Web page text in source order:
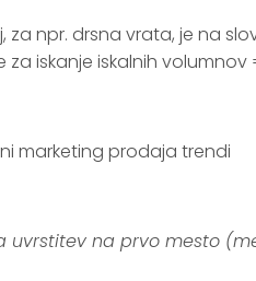
za npr. drsna vrata, je na
za iskanje iskalnih volumnov
uvrstitev na prvo mesto